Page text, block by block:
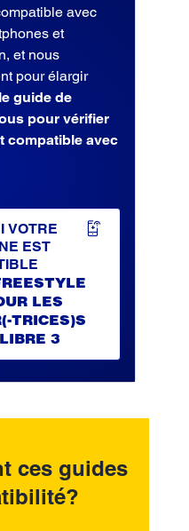
avec
et
et nous
pour élargir
guide de
pour vérifier
compatible avec
VOTRE
EST
LES
TRICES)S
3
ces guides